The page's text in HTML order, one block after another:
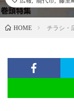
HOME チラシ・